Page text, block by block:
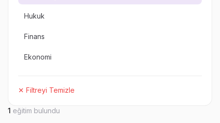
Hukuk
Finans
Ekonomi
✕ Filtreyi Temizle
1 eğitim bulundu